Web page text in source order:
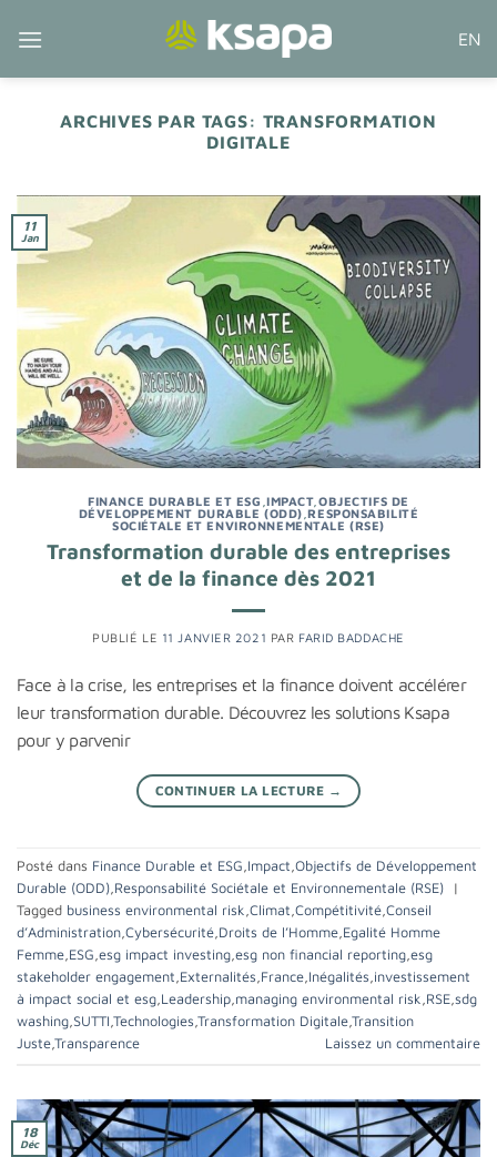
EN
ARCHIVES PAR TAGS: TRANSFORMATION
DIGITALE
11
Jan
FINANCE DURABLE ET ESG ,IMPACT,OBJECTIFS DE
DÉVELOPPEMENT DURABLE (ODD) ,RESPONSABILITÉ
SOCIÉTALE ET ENVIRONNEMENTALE (RSE)
Transformation durable des entreprises
et de la finance dès 2021
PUBLIÉ LE 11 JANVIER 2021 PAR FARID BADDACHE
Face à la crise, les entreprises et la finance doivent accélérer
leur transformation durable. Découvrez les solutions Ksapa
pour y parvenir
CONTINUER LA LECTURE →
Posté dans Finance Durable et ESG Impact Objectifs de Développement
Durable (ODD) Responsabilité Sociétale et Environnementale (RSE)
|
Tagged business environmental risk Climat Compétitivité Conseil
d’Administration Cybersécurité Droits de l’Homme Egalité Homme
Femme ESG esg impact investing esg non financial reporting esg
stakeholder engagement Externalités France Inégalités investissement
à impact social et esg Leadership managing environmental risk RSE sdg
washing SUTTI Technologies Transformation Digitale Transition
Juste Transparence Laissez un commentaire
18
Déc